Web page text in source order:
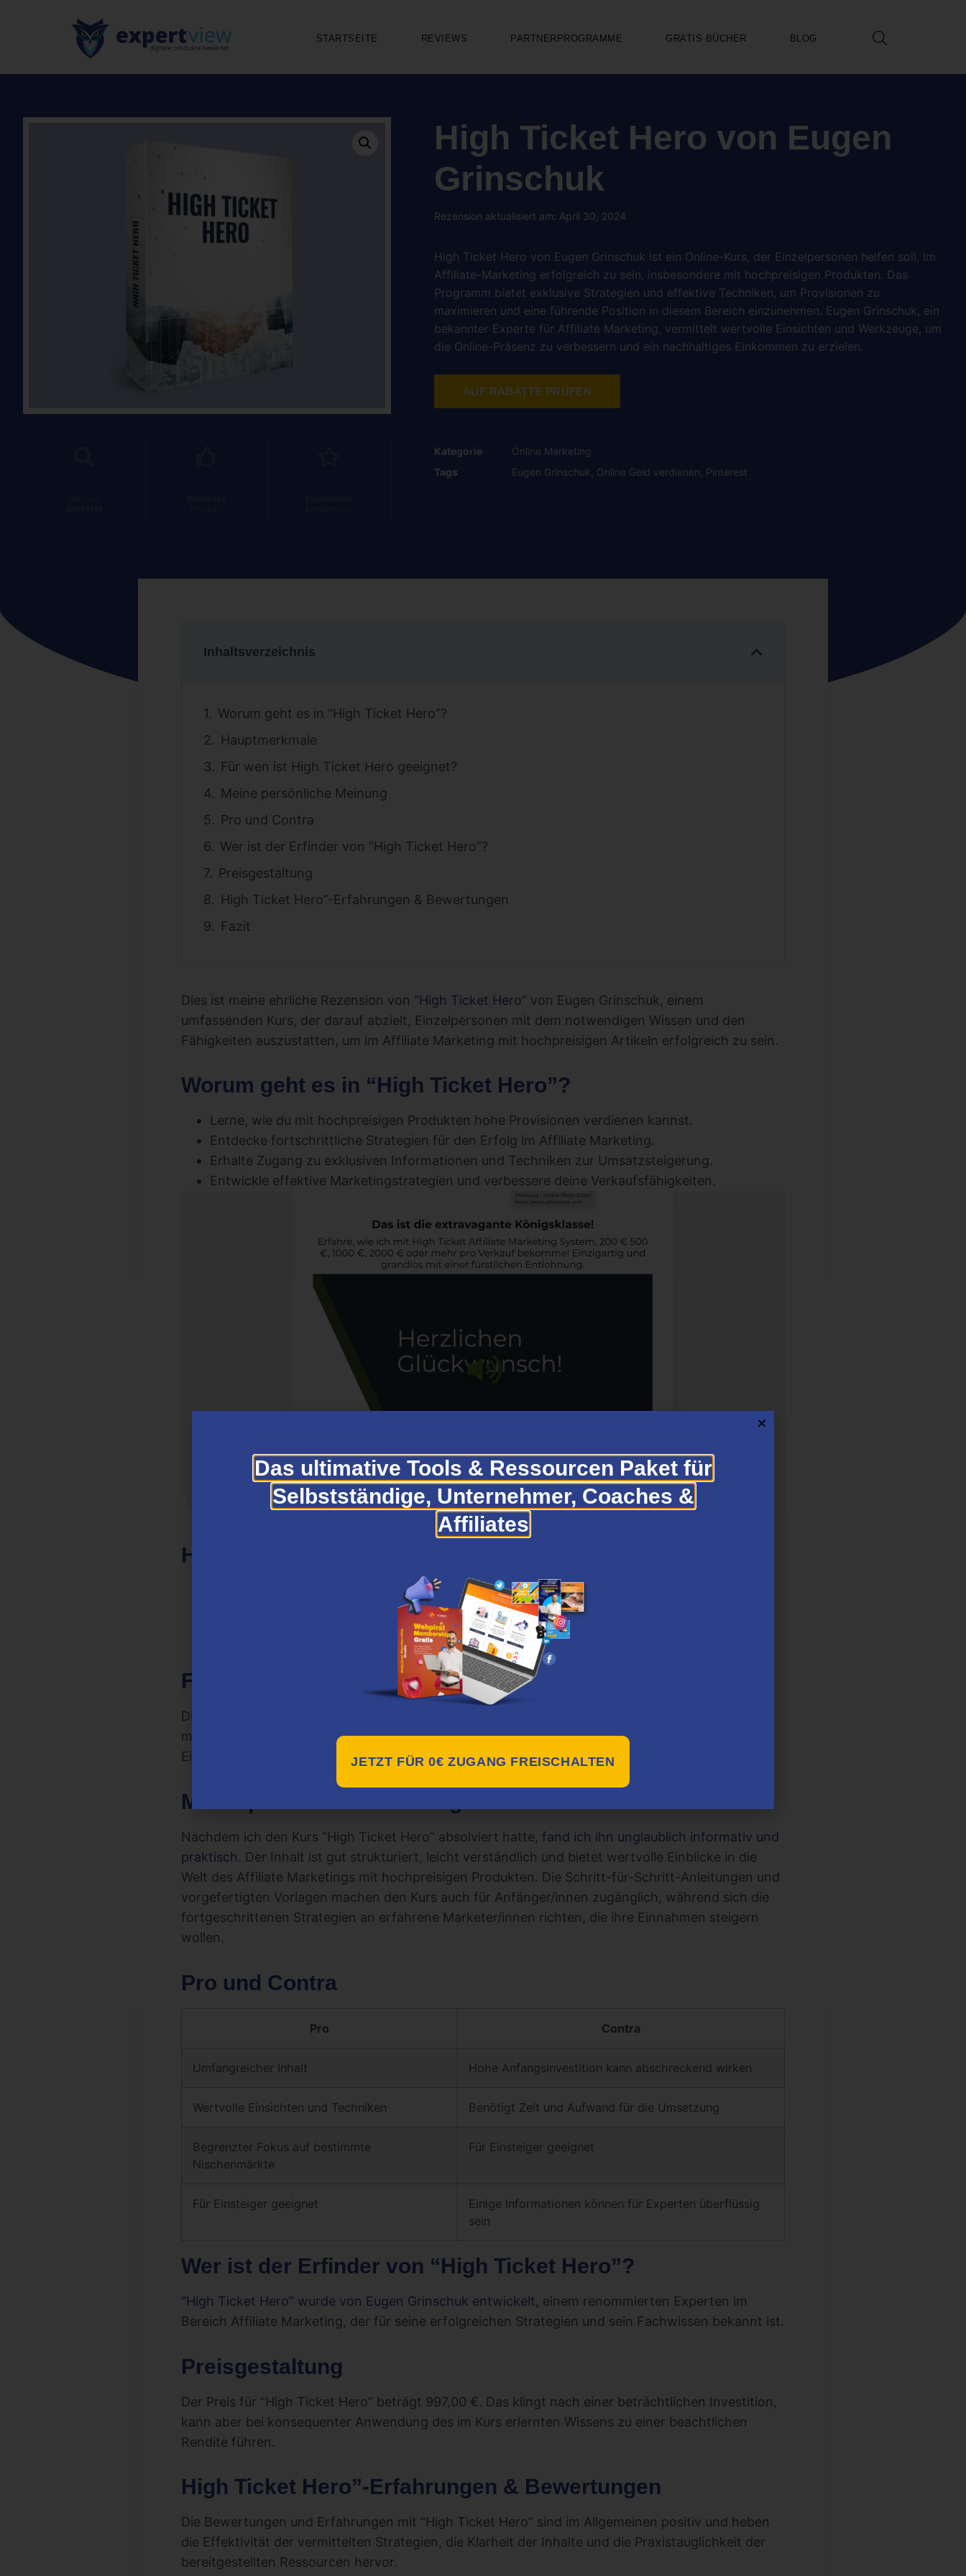
STARTSEITE REVIEWS PARTNERPROGRAMME GRATIS BÜCHER BLOG
High Ticket Hero von Eugen
Grinschuk
Rezension aktualisiert am: April 30, 2024
High Ticket Hero von Eugen Grinschuk ist ein Online-Kurs, der Einzelpersonen helfen soll, im
Affiliate-Marketing erfolgreich zu sein, insbesondere mit hochpreisigen Produkten. Das
Programm bietet exklusive Strategien und effektive Techniken, um Provisionen zu
maximieren und eine führende Position in diesem Bereich einzunehmen. Eugen Grinschuk, ein
bekannter Experte für Affiliate Marketing, vermittelt wertvolle Einsichten und Werkzeuge, um
die Online-Präsenz zu verbessern und ein nachhaltiges Einkommen zu erzielen.
AUF RABATTE PRÜFEN
Kategorie
Online Marketing
Tags
Eugen Grinschuk Online Geld verdienen Pinterest
Inhaltsverzeichnis
Worum geht es in “High Ticket Hero”?
Hauptmerkmale
Für wen ist High Ticket Hero geeignet?
Meine persönliche Meinung
Pro und Contra
Wer ist der Erfinder von “High Ticket Hero”?
Preisgestaltung
High Ticket Hero”-Erfahrungen & Bewertungen
Fazit
Dies ist meine ehrliche Rezension von “High Ticket Hero” von Eugen Grinschuk, einem
umfassenden Kurs, der darauf abzielt, Einzelpersonen mit dem notwendigen Wissen und den
Fähigkeiten auszustatten, um im Affiliate Marketing mit hochpreisigen Artikeln erfolgreich zu sein.
Worum geht es in “High Ticket Hero”?
Lerne, wie du mit hochpreisigen Produkten hohe Provisionen verdienen kannst.
Entdecke fortschrittliche Strategien für den Erfolg im Affiliate Marketing.
Erhalte Zugang zu exklusiven Informationen und Techniken zur Umsatzsteigerung.
Entwickle effektive Marketingstrategien und verbessere deine Verkaufsfähigkeiten.
Hauptmerkmale
Ausführliche Anleitungen und praktische Tipps.
Zugang zu exklusiven Ressourcen
Fertige Landing Pages und Trichter.
Schritt-für-Schritt-Anleitung zum Erfolg.
Für wen ist High Ticket Hero geeignet?
Dieses Programm ist ideal für alle, die ihre Karriere im Affiliate Marketing beginnen oder ausbauen
möchten, insbesondere für diejenigen, die hochpreisige Produkte bewerben und ihr
Einkommenspotenzial maximieren möchten.
Meine persönliche Meinung
Nachdem ich den Kurs “High Ticket Hero” absolviert hatte, fand ich ihn unglaublich informativ und
praktisch. Der Inhalt ist gut strukturiert, leicht verständlich und bietet wertvolle Einblicke in die
Welt des Affiliate Marketings mit hochpreisigen Produkten. Die Schritt-für-Schritt-Anleitungen und
vorgefertigten Vorlagen machen den Kurs auch für Anfänger/innen zugänglich, während sich die
fortgeschrittenen Strategien an erfahrene Marketer/innen richten, die ihre Einnahmen steigern
wollen.
Pro und Contra
Pro Contra
Umfangreicher Inhalt Hohe Anfangsinvestition kann abschreckend wirken
Wertvolle Einsichten und Techniken Benötigt Zeit und Aufwand für die Umsetzung
Begrenzter Fokus auf bestimmte
Nischenmärkte
Für Einsteiger geeignet
Für Einsteiger geeignet
Einige Informationen können für Experten überflüssig
sein
Wer ist der Erfinder von “High Ticket Hero”?
“High Ticket Hero” wurde von Eugen Grinschuk entwickelt, einem renommierten Experten im
Bereich Affiliate Marketing, der für seine erfolgreichen Strategien und sein Fachwissen bekannt ist.
Preisgestaltung
Der Preis für “High Ticket Hero” beträgt 997,00 €. Das klingt nach einer beträchtlichen Investition,
kann aber bei konsequenter Anwendung des im Kurs erlernten Wissens zu einer beachtlichen
Rendite führen.
High Ticket Hero”-Erfahrungen & Bewertungen
Die Bewertungen und Erfahrungen mit “High Ticket Hero” sind im Allgemeinen positiv und heben
die Effektivität der vermittelten Strategien, die Klarheit der Inhalte und die Praxistauglichkeit der
bereitgestellten Ressourcen hervor.
Das ultimative Tools & Ressourcen Paket für
Selbstständige, Unternehmer, Coaches &
Affiliates
JETZT FÜR 0€ ZUGANG FREISCHALTEN